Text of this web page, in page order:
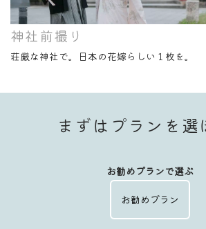
神社前撮り
荘厳な神社で。日本の花嫁らしい１枚を。
まずはプランを選
お勧めプランで選ぶ
お勧めプラン